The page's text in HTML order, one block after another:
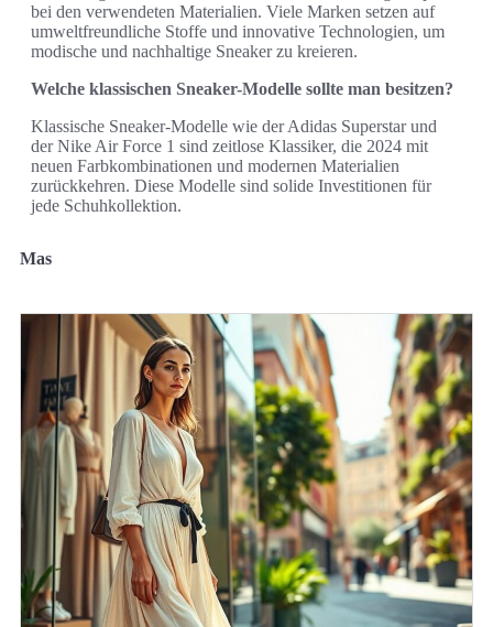
bei den verwendeten Materialien. Viele Marken setzen auf
umweltfreundliche Stoffe und innovative Technologien, um
modische und nachhaltige Sneaker zu kreieren.
Welche klassischen Sneaker-Modelle sollte man besitzen?
Klassische Sneaker-Modelle wie der Adidas Superstar und
der Nike Air Force 1 sind zeitlose Klassiker, die 2024 mit
neuen Farbkombinationen und modernen Materialien
zurückkehren. Diese Modelle sind solide Investitionen für
jede Schuhkollektion.
Mas